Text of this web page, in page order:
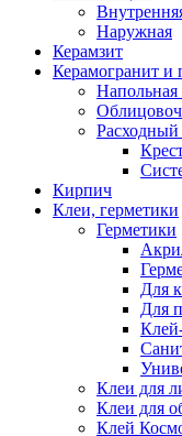
Наружная
Керамзит
Керамогранит и
Напольная
Расходный
Кирпич
Клеи, герметики
Герметики
Для
Для
Клеи для
Клеи для
Клей